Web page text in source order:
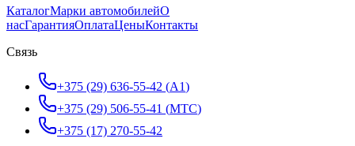
КаталогМарки автомобилейО
насГарантияОплатаЦеныКонтакты
Связь
+375 (29) 636-55-42 (A1)
+375 (29) 506-55-41 (МТС)
+375 (17) 270-55-42